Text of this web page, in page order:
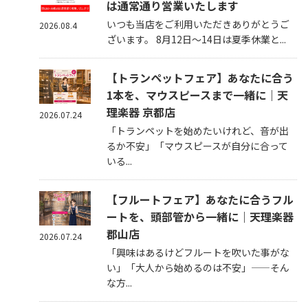
は通常通り営業いたします
いつも当店をご利用いただきありがとうご
ざいます。 8月12日～14日は夏季休業と...
2026.08.4
【トランペットフェア】あなたに合う
1本を、マウスピースまで一緒に｜天
理楽器 京都店
「トランペットを始めたいけれど、音が出
るか不安」「マウスピースが自分に合って
いる...
2026.07.24
【フルートフェア】あなたに合うフル
ートを、頭部管から一緒に｜天理楽器
郡山店
「興味はあるけどフルートを吹いた事がな
い」「大人から始めるのは不安」——そん
な方...
2026.07.24